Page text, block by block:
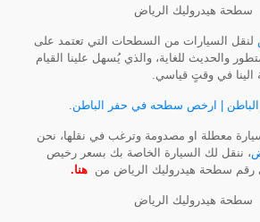
لنقل السيارات من السطحات التي تعتمد على
والحديث للغاية، والذي يُسهل علينا القيام
الينا في وقتٍ قياسي.
| ارخص سطحه في حفر الباطن.
معطلة او مصدومة وترغب في نقلها، نحن
، ننقل لك السيارة الخاصة بك بسعر رخيص
رقم سطحة هيدروليك الرياض من هنا.